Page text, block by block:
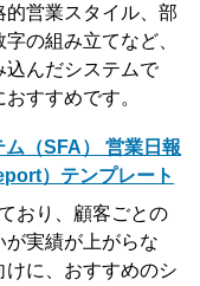
営業スタイル、部
の組み立てなど、
込んだシステムで
すすめです。
（SFA） 営業日報
）テンプレート
おり、顧客ごとの
実績が上がらな
に、おすすめのシ